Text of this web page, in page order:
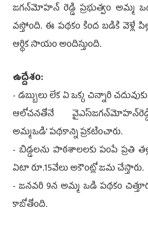
జగన్‌మోహన్ రెడ్డి ప్రభుత్వం అమ్మ
వస్తోంది. ఈ పథకం కింద బడికి వెళ్లే
ఆర్థిక సాయం అందిస్తుంది.
ఉద్దేశం:
- డబ్బులు లేక ఏ ఒక్క చిన్నారి
ఆలోచనతోనే
అమ్మఒడి' పథకాన్ని ప్రకటించారు.
- బిడ్డలను పాఠశాలలకు పంపే ప్రతి
ఏటా రూ.15వేలు అకౌంట్లో జమ చేస్తారు.
- జనవరి 9న అమ్మ ఒడి పథకం
కాబోతోంది.